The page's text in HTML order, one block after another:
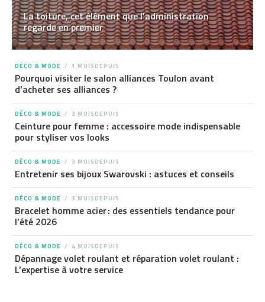
La toiture, cet élément que l’administration
regarde en premier
DÉCO & MODE 1 MOISDEPUIS
Pourquoi visiter le salon alliances Toulon avant
d’acheter ses alliances ?
DÉCO & MODE 3 MOISDEPUIS
Ceinture pour femme : accessoire mode indispensable
pour styliser vos looks
DÉCO & MODE 3 MOISDEPUIS
Entretenir ses bijoux Swarovski : astuces et conseils
DÉCO & MODE 3 MOISDEPUIS
Bracelet homme acier : des essentiels tendance pour
l’été 2026
DÉCO & MODE 4 MOISDEPUIS
Dépannage volet roulant et réparation volet roulant :
L’expertise à votre service